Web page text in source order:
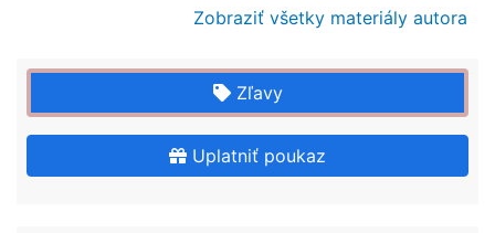
Zobraziť všetky materiály autora
Zľavy
Uplatniť poukaz